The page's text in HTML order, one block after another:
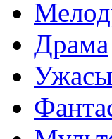
Драма
Ужасы